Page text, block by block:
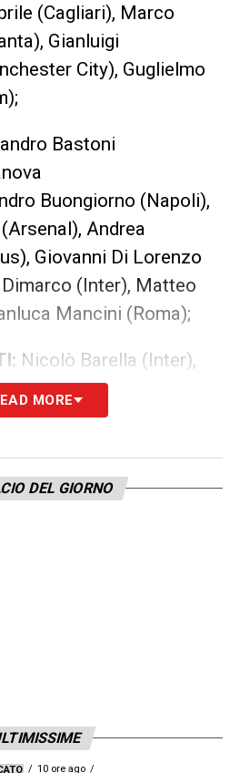
(Cagliari), Marco
Gianluigi
City), Guglielmo
Bastoni
Buongiorno (Napoli),
Andrea
Giovanni Di Lorenzo
(Inter), Matteo
Mancini (Roma);
Nicolò Barella (Inter),
Davide Frattesi
(Juventus), Samuele
Pio Esposito
NOSTRE TOP NEWS
MORE
DEL GIORNO
10 ore ago